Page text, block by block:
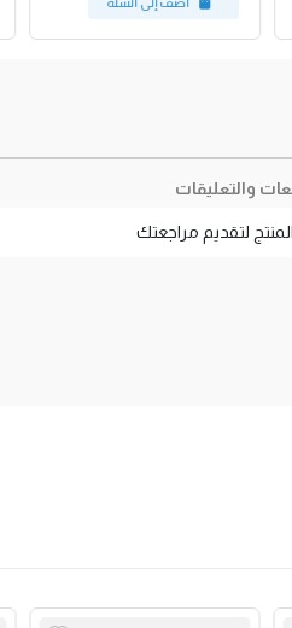
والتعليقات
لتقديم مراجعتك